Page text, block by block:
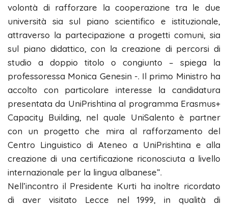
volontà di rafforzare la cooperazione tra le due
università sia sul piano scientifico e istituzionale,
attraverso la partecipazione a progetti comuni, sia
sul piano didattico, con la creazione di percorsi di
studio a doppio titolo o congiunto – spiega la
professoressa Monica Genesin -. Il primo Ministro ha
accolto con particolare interesse la candidatura
presentata da UniPrishtina al programma Erasmus+
Capacity Building, nel quale UniSalento è partner
con un progetto che mira al rafforzamento del
Centro Linguistico di Ateneo a UniPrishtina e alla
creazione di una certificazione riconosciuta a livello
internazionale per la lingua albanese”.
Nell’incontro il Presidente Kurti ha inoltre ricordato
di aver visitato Lecce nel 1999, in qualità di